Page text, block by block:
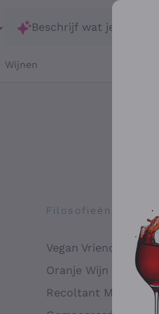
Beschrijf wat je zoekt
Wijnen
Filosofieën
Vegan Vriendelijk
Oranje Wijn
Recoltant